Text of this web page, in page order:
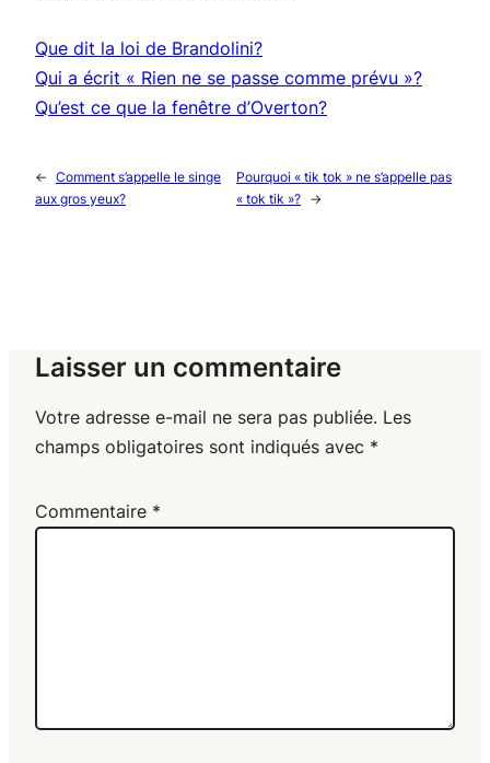
Que dit la loi de Brandolini?
Qui a écrit « Rien ne se passe comme prévu »?
Qu’est ce que la fenêtre d’Overton?
← Comment s’appelle le singe
aux gros yeux?
Pourquoi « tik tok » ne s’appelle pas
« tok tik »? →
Laisser un commentaire
Votre adresse e-mail ne sera pas publiée. Les
champs obligatoires sont indiqués avec *
Commentaire *